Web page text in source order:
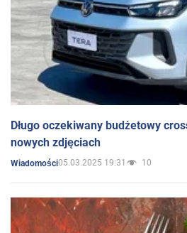
Długo oczekiwany budżetowy
nowych zdjęciach
Wiadomości05.03.2025 19:31 10